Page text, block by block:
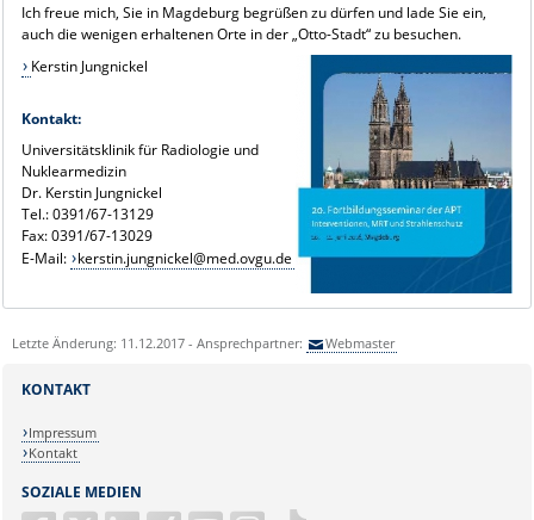
Ich freue mich, Sie in Magdeburg begrüßen zu dürfen und lade Sie ein,
auch die wenigen erhaltenen Orte in der „Otto-Stadt“ zu besuchen.
Kerstin Jungnickel
Kontakt:
Universitätsklinik für Radiologie und
Nuklearmedizin
Dr. Kerstin Jungnickel
Tel.: 0391/67-13129
Fax: 0391/67-13029
E-Mail: kerstin.jungnickel@med.ovgu.de
Letzte Änderung: 11.12.2017 - Ansprechpartner: Webmaster
SOZIALE MEDIEN
KONTAKT
Impressum
Kontakt